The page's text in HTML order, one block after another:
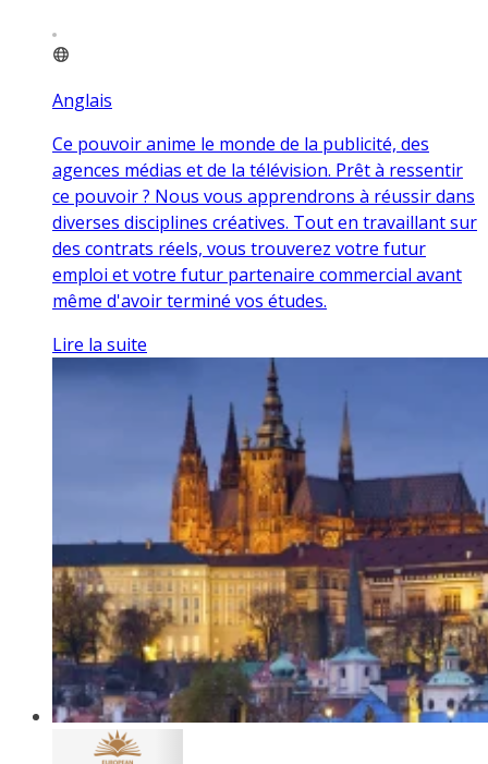
Anglais
Ce pouvoir anime le monde de la publicité, des
agences médias et de la télévision. Prêt à ressentir
ce pouvoir ? Nous vous apprendrons à réussir dans
diverses disciplines créatives. Tout en travaillant sur
des contrats réels, vous trouverez votre futur
emploi et votre futur partenaire commercial avant
même d'avoir terminé vos études.
Lire la suite